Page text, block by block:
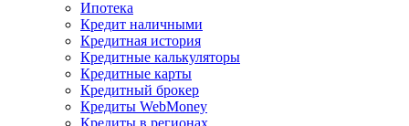
Ипотека
Кредит наличными
Кредитная история
Кредитные калькуляторы
Кредитные карты
Кредитный брокер
Кредиты WebMoney